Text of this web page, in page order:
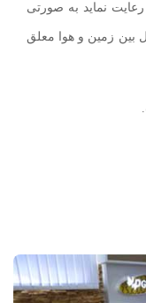
نماید به صورتی
بین زمین و هوا معلق